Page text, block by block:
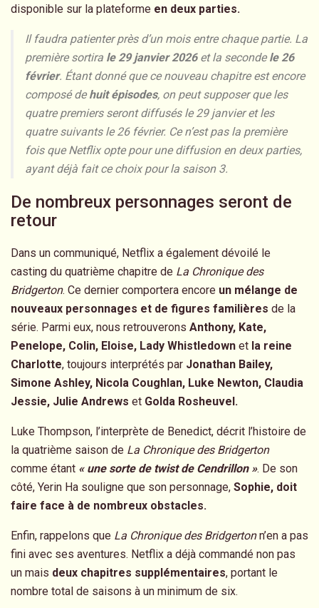
disponible sur la plateforme en deux parties.
Il faudra patienter près d’un mois entre chaque partie. La
première sortira le 29 janvier 2026et la secondele 26
février. Étant donné que ce nouveau chapitre est encore
composé dehuit épisodes, on peut supposer que les
quatre premiers seront diffusés le 29 janvier et les
quatre suivants le 26 février. Ce n’est pas la première
fois que Netflix opte pour une diffusion en deux parties,
ayant déjà fait ce choix pour la saison 3.
De nombreux personnages seront de
retour
Dans un communiqué, Netflix a également dévoilé le
casting du quatrième chapitre de La Chronique des
Bridgerton. Ce dernier comportera encore un mélange de
nouveaux personnages et de figures familières de la
série. Parmi eux, nous retrouverons Anthony, Kate,
Penelope, Colin, Eloise, Lady Whistledown et la reine
Charlotte, toujours interprétés par Jonathan Bailey,
Simone Ashley, Nicola Coughlan, Luke Newton, Claudia
Jessie, Julie Andrews et Golda Rosheuvel.
Luke Thompson, l’interprète de Benedict, décrit l’histoire de
la quatrième saison de La Chronique des Bridgerton
comme étant « une sorte de twist de Cendrillon ». De son
côté, Yerin Ha souligne que son personnage, Sophie, doit
faire face à de nombreux obstacles.
Enfin, rappelons que La Chronique des Bridgertonn’en a pas
fini avec ses aventures. Netflix a déjà commandé non pas
un mais deux chapitres supplémentaires, portant le
nombre total de saisons à un minimum de six.